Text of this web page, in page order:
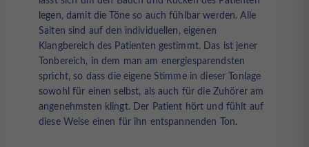
legen, damit die Töne so auch fühlbar werden. Alle
Saiten sind auf den individuellen, eigenen
Klangbereich des Patienten gestimmt. Das ist jener
Tonbereich, in dem man am energiesparendsten
spricht, so dass die eigene Stimme in dieser Tonlage
sowohl für einen selbst, als auch für die Zuhörer am
angenehmsten klingt. Der Patient hört und fühlt auf
diese Weise einen für ihn entspannenden Ton.